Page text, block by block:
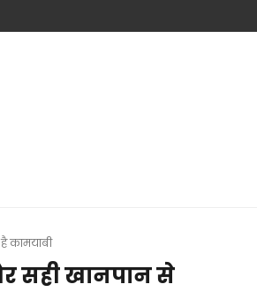
कामयाबी
सही खानपान से